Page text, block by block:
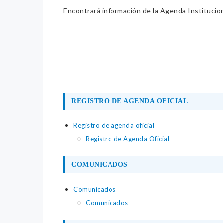
Encontrará información de la Agenda
REGISTRO DE AGENDA OFICIAL
Registro de agenda oficial
Registro de Agenda Oficial
COMUNICADOS
Comunicados
Comunicados